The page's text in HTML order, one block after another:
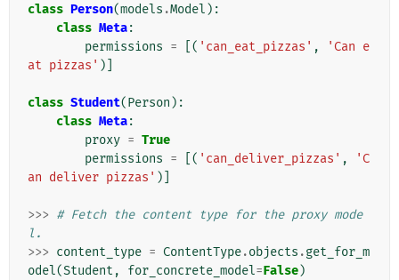
class Person(models .Model ):
class Meta:
permissions = [( 'can_eat_pizzas' ,
'Can e
at pizzas' )]
class Student(Person ):
class Meta:
proxy = True
permissions = [( 'can_deliver_pizzas' ,
'C
an deliver pizzas' )]
>>> # Fetch the content type for the proxy mode
l.
>>> content_type = ContentType.objects .get_for_m
odel(Student , for_concrete_model=False)